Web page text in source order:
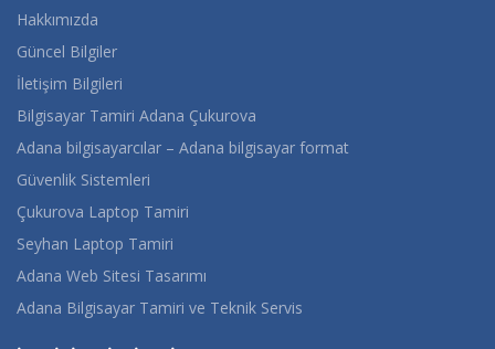
Hakkımızda
Güncel Bilgiler
İletişim Bilgileri
Bilgisayar Tamiri Adana Çukurova
Adana bilgisayarcılar – Adana bilgisayar format
Güvenlik Sistemleri
Çukurova Laptop Tamiri
Seyhan Laptop Tamiri
Adana Web Sitesi Tasarımı
Adana Bilgisayar Tamiri ve Teknik Servis